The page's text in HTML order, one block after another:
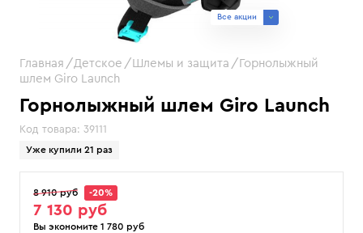
Горнолыжный шлем Giro Launch
Код товара: 39111
Уже купили 21 раз
Все акции
Главная Детское Шлемы и защита
Горнолыжный
шлем Giro Launch
8 910 руб -20%
7 130 руб
Вы экономите 1 780 руб